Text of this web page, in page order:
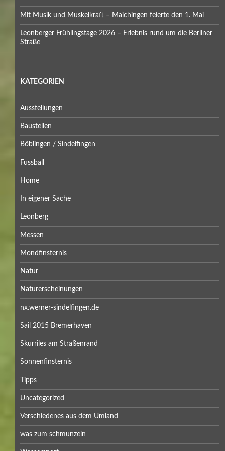
Mit Musik und Muskelkraft – Maichingen feierte den 1. Mai
Leonberger Frühlingstage 2026 – Erlebnis rund um die Berliner
Straße
KATEGORIEN
Ausstellungen
Baustellen
Böblingen / Sindelfingen
Fussball
Home
In eigener Sache
Leonberg
Messen
Mondfinsternis
Natur
Naturerscheinungen
nx.werner-sindelfingen.de
Sail 2015 Bremerhaven
Skurriles am Straßenrand
Sonnenfinsternis
Tipps
Uncategorized
Verschiedenes aus dem Umland
was zum schmunzeln